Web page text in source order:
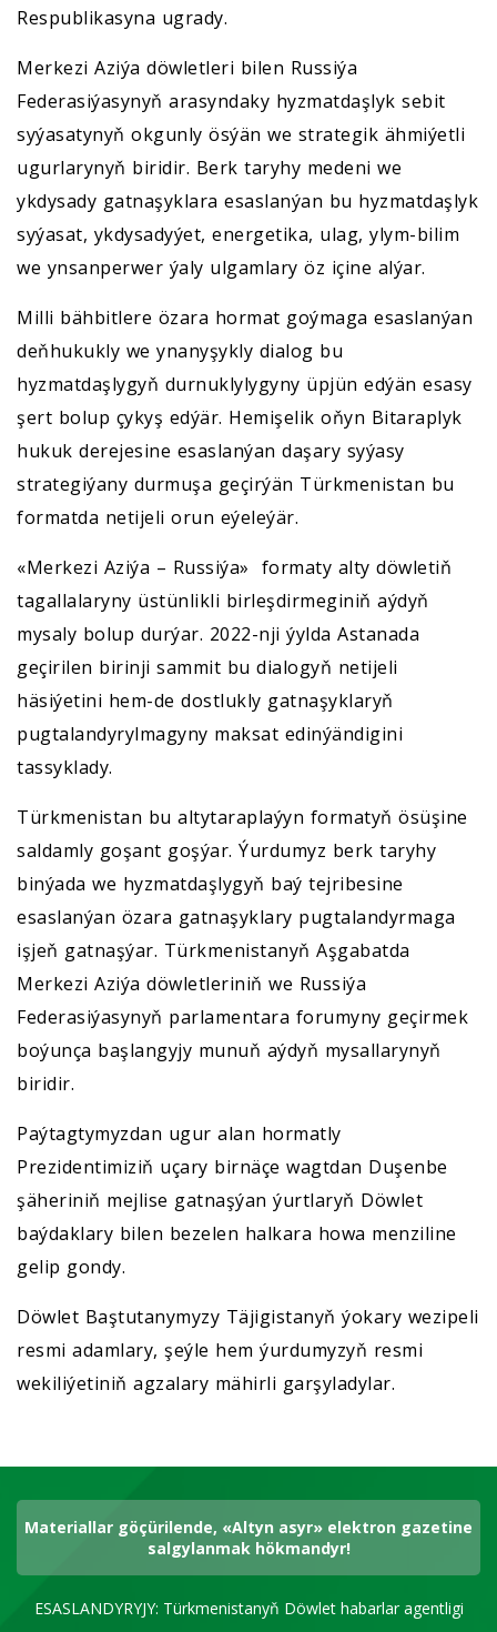
Respublikasyna ugrady.
Merkezi Aziýa döwletleri bilen Russiýa
Federasiýasynyň arasyndaky hyzmatdaşlyk sebit
syýasatynyň okgunly ösýän we strategik ähmiýetli
ugurlarynyň biridir. Berk taryhy medeni we
ykdysady gatnaşyklara esaslanýan bu hyzmatdaşlyk
syýasat, ykdysadyýet, energetika, ulag, ylym-bilim
we ynsanperwer ýaly ulgamlary öz içine alýar.
Milli bähbitlere özara hormat goýmaga esaslanýan
deňhukukly we ynanyşykly dialog bu
hyzmatdaşlygyň durnuklylygyny üpjün edýän esasy
şert bolup çykyş edýär. Hemişelik oňyn Bitaraplyk
hukuk derejesine esaslanýan daşary syýasy
strategiýany durmuşa geçirýän Türkmenistan bu
formatda netijeli orun eýeleýär.
«Merkezi Aziýa – Russiýa» formaty alty döwletiň
tagallalaryny üstünlikli birleşdirmeginiň aýdyň
mysaly bolup durýar. 2022-nji ýylda Astanada
geçirilen birinji sammit bu dialogyň netijeli
häsiýetini hem-de dostlukly gatnaşyklaryň
pugtalandyrylmagyny maksat edinýändigini
tassyklady.
Türkmenistan bu altytaraplaýyn formatyň ösüşine
saldamly goşant goşýar. Ýurdumyz berk taryhy
binýada we hyzmatdaşlygyň baý tejribesine
esaslanýan özara gatnaşyklary pugtalandyrmaga
işjeň gatnaşýar. Türkmenistanyň Aşgabatda
Merkezi Aziýa döwletleriniň we Russiýa
Federasiýasynyň parlamentara forumyny geçirmek
boýunça başlangyjy munuň aýdyň mysallarynyň
biridir.
Paýtagtymyzdan ugur alan hormatly
Prezidentimiziň uçary birnäçe wagtdan Duşenbe
şäheriniň mejlise gatnaşýan ýurtlaryň Döwlet
baýdaklary bilen bezelen halkara howa menziline
gelip gondy.
Döwlet Baştutanymyzy Täjigistanyň ýokary wezipeli
resmi adamlary, şeýle hem ýurdumyzyň resmi
wekiliýetiniň agzalary mähirli garşyladylar.
Materiallar göçürilende, «Altyn asyr» elektron gazetine
salgylanmak hökmandyr!
ESASLANDYRYJY: Türkmenistanyň Döwlet habarlar agentligi